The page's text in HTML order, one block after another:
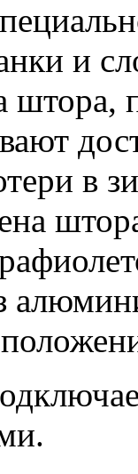
и
штора,
в